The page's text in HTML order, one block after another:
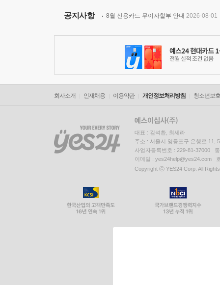
공지사항 8월 신용카드 무이자할부 안내 2026-08-01
회사소개 인재채용 이용약관 개인정보처리방침 청소년보
대표 : 김석환, 최세라
주소 : 서울시 영등포구 은행로 11,
사업자등록번호 : 229-81-37000
이메일 : yes24help@yes24.com
Copyright ⓒ YES24 Corp. All